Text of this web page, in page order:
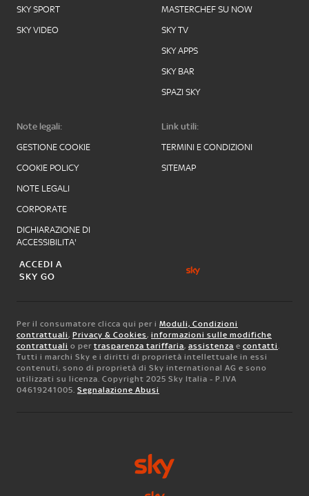
SKY SPORT
SKY VIDEO
MASTERCHEF SU NOW
SKY TV
SKY APPS
SKY BAR
SPAZI SKY
Note legali:
GESTIONE COOKIE
COOKIE POLICY
NOTE LEGALI
CORPORATE
DICHIARAZIONE DI
ACCESSIBILITA'
Link utili:
TERMINI E CONDIZIONI
SITEMAP
ACCEDI A
SKY GO
Per il consumatore clicca qui per i Moduli, Condizioni
contrattuali , Privacy & Cookies, informazioni sulle modifiche
contrattuali o per trasparenza tariffaria, assistenza e contatti
Tutti i marchi Sky e i diritti di proprietà intellettuale in essi
contenuti, sono di proprietà di Sky international AG e sono
utilizzati su licenza. Copyright 2025 Sky Italia - P.IVA
04619241005. Segnalazione Abusi